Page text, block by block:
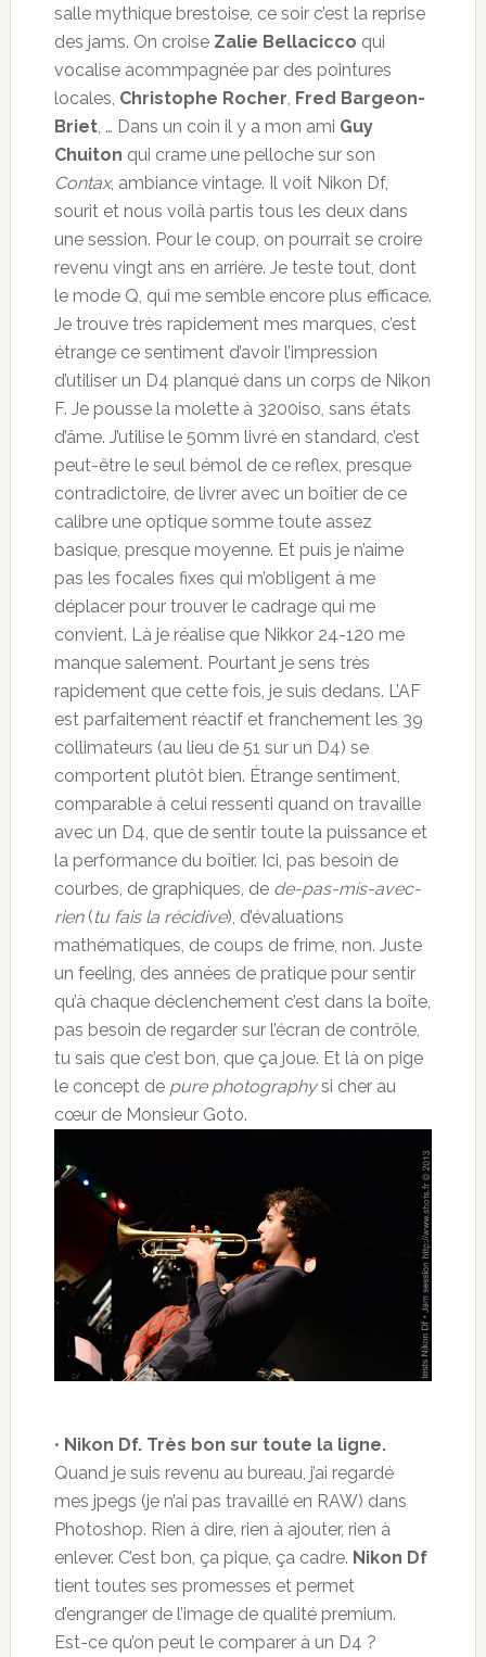
salle mythique brestoise, ce soir c’est la reprise
des jams. On croise Zalie Bellacicco qui
vocalise acommpagnée par des pointures
locales, Christophe Rocher, Fred Bargeon-
Briet, … Dans un coin il y a mon ami Guy
Chuiton qui crame une pelloche sur son
Contax, ambiance vintage. Il voit Nikon Df,
sourit et nous voilà partis tous les deux dans
une session. Pour le coup, on pourrait se croire
revenu vingt ans en arrière. Je teste tout, dont
le mode Q, qui me semble encore plus efficace.
Je trouve très rapidement mes marques, c’est
étrange ce sentiment d’avoir l’impression
d’utiliser un D4 planqué dans un corps de Nikon
F. Je pousse la molette à 3200iso, sans états
d’âme. J’utilise le 50mm livré en standard, c’est
peut-être le seul bémol de ce reflex, presque
contradictoire, de livrer avec un boîtier de ce
calibre une optique somme toute assez
basique, presque moyenne. Et puis je n’aime
pas les focales fixes qui m’obligent à me
déplacer pour trouver le cadrage qui me
convient. Là je réalise que Nikkor 24-120 me
manque salement. Pourtant je sens très
rapidement que cette fois, je suis dedans. L’AF
est parfaitement réactif et franchement les 39
collimateurs (au lieu de 51 sur un D4) se
comportent plutôt bien. Étrange sentiment,
comparable à celui ressenti quand on travaille
avec un D4, que de sentir toute la puissance et
la performance du boîtier. Ici, pas besoin de
courbes, de graphiques, de de-pas-mis-avec-
rien(tu fais la récidive), d’évaluations
mathématiques, de coups de frime, non. Juste
un feeling, des années de pratique pour sentir
qu’à chaque déclenchement c’est dans la boîte,
pas besoin de regarder sur l’écran de contrôle,
tu sais que c’est bon, que ça joue. Et là on pige
le concept de pure photographysi cher au
cœur de Monsieur Goto.
• Nikon Df. Très bon sur toute la ligne.
Quand je suis revenu au bureau, j’ai regardé
mes jpegs (je n’ai pas travaillé en RAW) dans
Photoshop. Rien à dire, rien à ajouter, rien à
enlever. C’est bon, ça pique, ça cadre. Nikon Df
tient toutes ses promesses et permet
d’engranger de l’image de qualité premium.
Est-ce qu’on peut le comparer à un D4 ?